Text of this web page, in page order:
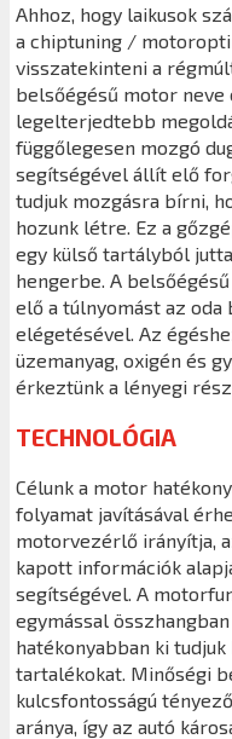
Ahhoz, hogy laikusok
a chiptuning /
visszatekinteni a
belsőégésű motor neve
legelterjedtebb
függőlegesen mozgó
segítségével állít elő
tudjuk mozgásra bírni,
hozunk létre. Ez a
egy külső tartályból
hengerbe. A
elő a túlnyomást az
elégetésével. Az
üzemanyag, oxigén és
érkeztünk a lényegi
TECHNOLÓGIA
Célunk a motor
folyamat javításával
motorvezérlő irányítja,
kapott információk
segítségével. A
egymással
hatékonyabban ki
tartalékokat. Minőségi
kulcsfontosságú
aránya, így az autó